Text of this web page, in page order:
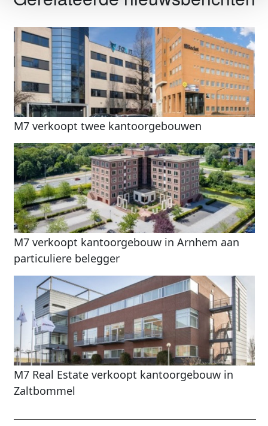
M7 verkoopt twee kantoorgebouwen
M7 verkoopt kantoorgebouw in Arnhem aan
particuliere belegger
M7 Real Estate verkoopt kantoorgebouw in
Zaltbommel